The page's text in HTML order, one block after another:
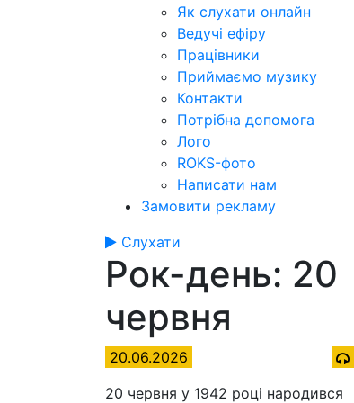
Як слухати онлайн
Ведучі ефіру
Працівники
Приймаємо музику
Контакти
Потрібна допомога
Лого
ROKS-фото
Написати нам
Замовити рекламу
Слухати
Рок-день: 20
червня
20.06.2026
20 червня у 1942 році народився